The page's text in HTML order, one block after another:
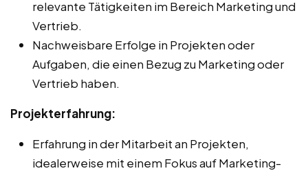
relevante Tätigkeiten im Bereich Marketing und
Vertrieb.
Nachweisbare Erfolge in Projekten oder
Aufgaben, die einen Bezug zu Marketing oder
Vertrieb haben.
Projekterfahrung:
Erfahrung in der Mitarbeit an Projekten,
idealerweise mit einem Fokus auf Marketing-